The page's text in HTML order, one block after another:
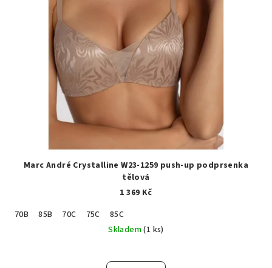
Marc André Crystalline W23-1259 push-up podprsenka
tělová
1 369 Kč
70B
85B 70C 75C
85C
Skladem(1 ks)